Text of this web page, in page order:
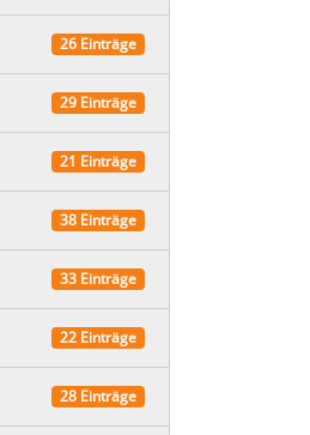
26 Einträge
29 Einträge
21 Einträge
38 Einträge
33 Einträge
22 Einträge
28 Einträge